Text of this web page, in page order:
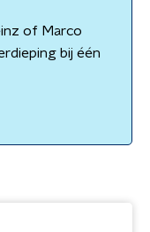
of Marco
bij één